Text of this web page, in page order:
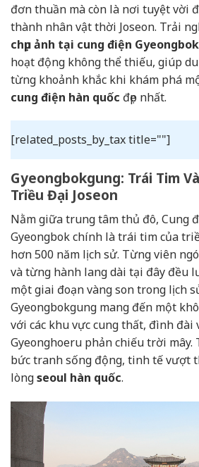
đơn thuần mà còn là nơi tuyệt vời
thành nhân vật thời Joseon. Trải
chụp ảnh tại cung điện Gyeongbok
hoạt động không thể thiếu, giúp du
từng khoảnh khắc khi khám phá
cung điện hàn quốc đẹp nhất.
[related_posts_by_tax title=""]
Gyeongbokgung: Trái Tim
Triều Đại Joseon
Nằm giữa trung tâm thủ đô, Cung
Gyeongbok chính là trái tim của
hơn 500 năm lịch sử. Từng viên
và từng hành lang dài tại đây đều
một giai đoạn vàng son trong lịch
Gyeongbokgung mang đến một
với các khu vực cung thất, đình đài
Gyeonghoeru phản chiếu trời mây.
bức tranh sống động, tinh tế vượt
lòngseoul hàn quốc.